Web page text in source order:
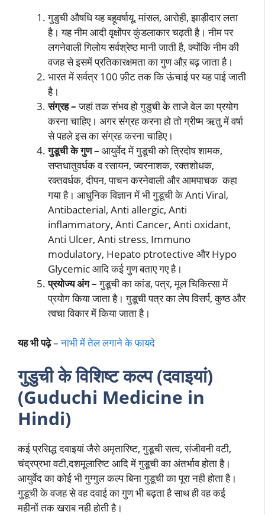
गुडुची औषधि यह बहूवर्षायू, मांसल, आरोही, झाड़ीदार लता
है। यह नीम आदी वृक्षोंपर कुंडलाकार चढ़ती है। नीम पर
लगनेवाली गिलोय सर्वश्रेष्ठ मानी जाती है, क्योंकि नीम की
वजह से इसमें प्रतिकारक्षमता का गुण औऱ बढ़ जाता है।
भारत में सर्वत्र 100 फ़ीट तक कि ऊंचाई पर यह पाई जाती
है।
संग्रह –जहां तक संभव हो गुडुची के ताजे वेल का प्रयोग
करना चाहिए। अगर संग्रह करना हो तो ग्रीष्म ऋतु में वर्षा
से पहले इस का संग्रह करना चाहिए।
गुडूची के गुण – आयुर्वेद में गुडूची को त्रिदोष शामक,
सप्तधातुवर्धक व रसायन, ज्वरनाशक, रक्तशोधक,
रक्तवर्धक, दीपन, पाचन करनेवाली और आमपाचक कहा
गया है। आधुनिक विज्ञान में भी गुडूची के Anti Viral,
Antibacterial, Anti allergic, Anti
inflammatory, Anti Cancer, Anti oxidant,
Anti Ulcer, Anti stress, Immuno
modulatory, Hepato ptrotective और Hypo
Glycemic आदि कई गुण बताए गए है।
प्रयोज्य अंग –गुडूची का कांड, पत्र, मूल चिकित्सा में
प्रयोग किया जाता है। गुडूची पत्र का लेप विसर्प, कुष्ठ और
त्वचा विकार में किया जाता है।
यह भी पढ़े–नाभी में तेल लगाने के फायदे
गुडुची के विशिष्ट कल्प (दवाइयां)
(Guduchi Medicine in
Hindi)
कई प्रसिद्ध दवाइयां जैसे अमृतारिष्ट, गुडूची सत्व, संजीवनी वटी,
चंद्रप्रभा वटी,दशमूलारिष्ट आदि में गुडूची का अंतर्भाव होता है।
आयुर्वेद का कोई भी गुग्गुल कल्प बिना गुडूची का पूरा नही होता है।
गुडूची के वजह से वह दवाई का गुण भी बढ़ता है साथ ही वह कई
महीनों तक खराब नही होती है।